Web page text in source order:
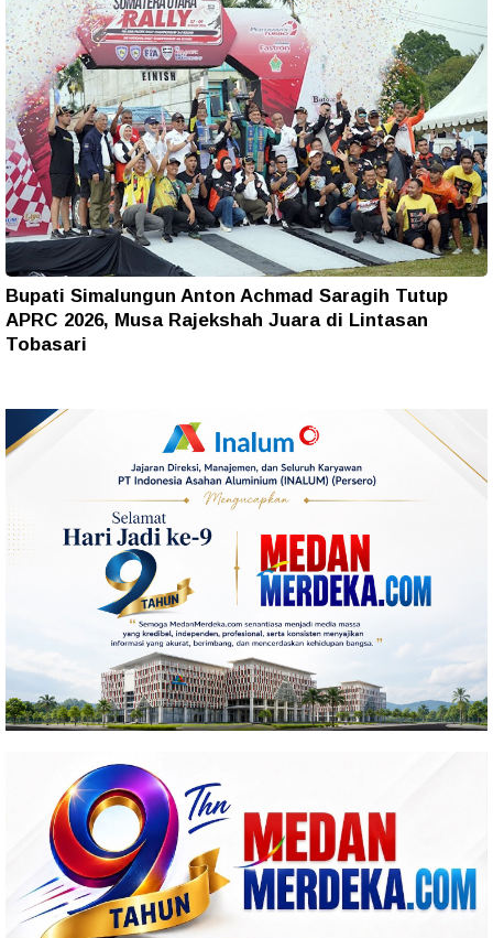
Bupati Simalungun Anton Achmad Saragih Tutup
APRC 2026, Musa Rajekshah Juara di Lintasan
Tobasari